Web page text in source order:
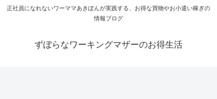
正社員になれないワーママあきぽんが実践する、お得な買物やお小遣い稼ぎの
情報ブログ
ずぼらなワーキングマザーのお得生活